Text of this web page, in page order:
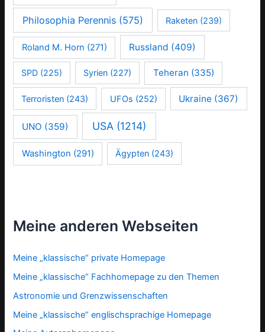
Philosophia Perennis (575) Raketen(239)
Roland M. Horn (271) Russland (409)
SPD (225) Syrien (227) Teheran (335)
Terroristen (243) UFOs (252) Ukraine (367)
UNO (359) USA (1214)
Washington (291) Ägypten (243)
Meine anderen Webseiten
Meine „klassische“ private Homepage
Meine „klassische“ Fachhomepage zu den Themen
Astronomie und Grenzwissenschaften
Meine „klassische“ englischsprachige Homepage